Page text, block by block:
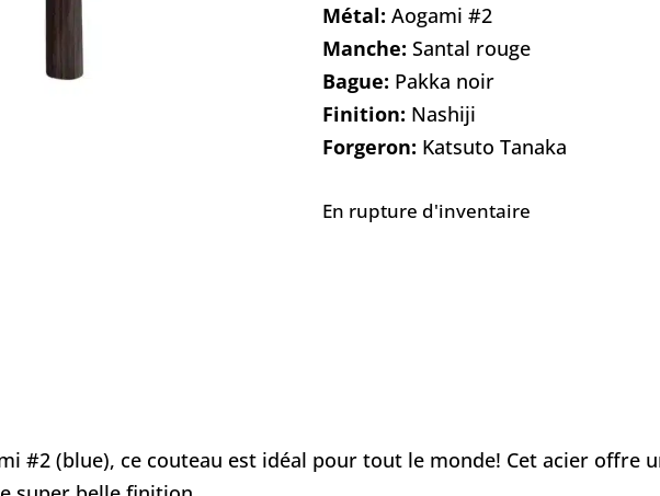
Métal:Aogami #2
Manche:Santal rouge
Bague: Pakka noir
Finition: Nashiji
Forgeron: Katsuto Tanaka
En rupture d'inventaire
#2 (blue), ce couteau est idéal pour tout le monde! Cet acier offre